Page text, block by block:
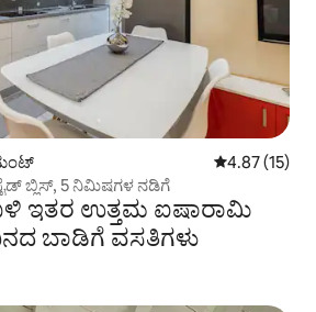
5 ರಲ್ಲಿ 4.87
4.87 (15)
ಬ್ಲಿಸ್, 5 ನಿಮಿಷಗಳ ನಡಿಗೆ
ಇತರ ಉತ್ತಮ ಐಷಾರಾಮಿ
ಬಾಡಿಗೆ ವಸತಿಗಳು